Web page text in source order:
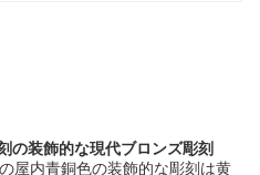
の装飾的な現代ブロンズ彫刻
屋内青銅色の装飾的な彫刻は黄